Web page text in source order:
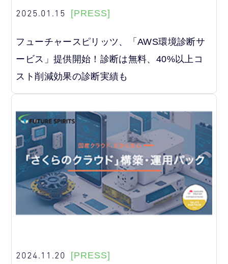
2025.01.15 [PRESS]
フューチャースピリッツ、「AWS環境診断サ
ービス」提供開始！診断は無料、40%以上コ
スト削減効果の診断実績も
2024.11.20 [PRESS]